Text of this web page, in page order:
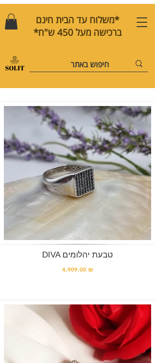
*משלוח עד הבית חינם
ברכישה מעל 450 ש"ח*
DIVA טבעת יהלומים
4,909.00 ₪